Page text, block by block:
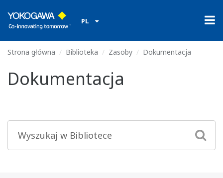
PL
Strona główna Biblioteka Zasoby Dokumentacja
Dokumentacja